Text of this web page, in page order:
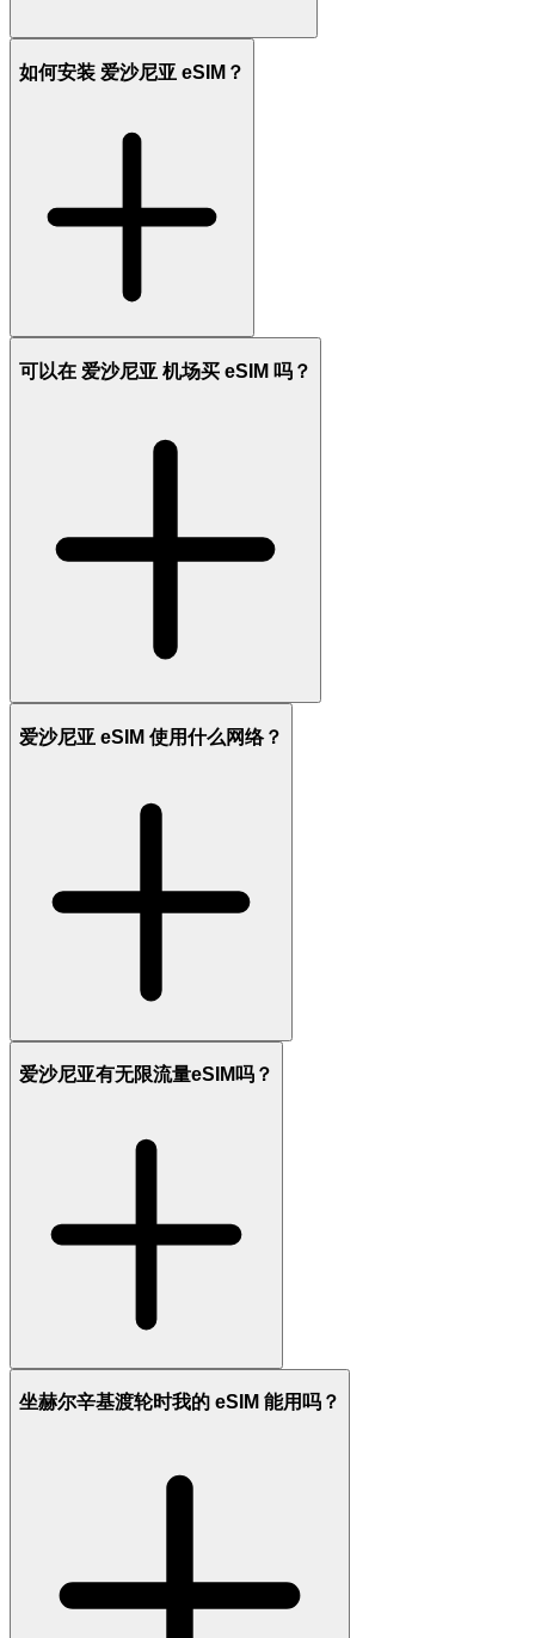
如何安装 爱沙尼亚 eSIM？
可以在 爱沙尼亚 机场买 eSIM 吗？
爱沙尼亚 eSIM 使用什么网络？
爱沙尼亚有无限流量eSIM吗？
坐赫尔辛基渡轮时我的 eSIM 能用吗？